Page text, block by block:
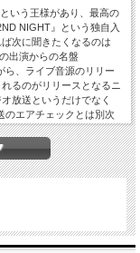
いう王様があり、最高の
NIGHT』という独自入
次に聞きたくなるのは
出演からの名盤
ら、ライブ音源のリリー
るのがリリースとなるニ
放送というだけでなく
のエアチェックとは別次
今までリリースされなか
ジャム2はショートステー
ースされたばかりな同ア
バムをリリース後のライ
にまとまった内容、なお
快挙かと。先のアルバム
のバンド編成でしたが、
ーワークを再現するには